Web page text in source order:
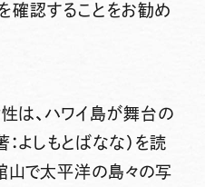
確認することをお勧め
は、ハワイ島が舞台の
：よしもとばなな）を読
山で太平洋の島々の写